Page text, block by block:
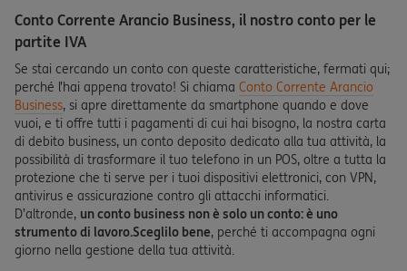
Conto Corrente Arancio Business, il nostro conto per le
partite IVA
Se stai cercando un conto con queste caratteristiche, fermati qui;
perché l’hai appena trovato! Si chiama Conto Corrente Arancio
Business, si apre direttamente da smartphone quando e dove
vuoi, e ti offre tutti i pagamenti di cui hai bisogno, la nostra carta
di debito business, un conto deposito dedicato alla tua attività, la
possibilità di trasformare il tuo telefono in un POS, oltre a tutta la
protezione che ti serve per i tuoi dispositivi elettronici, con VPN,
antivirus e assicurazione contro gli attacchi informatici.
D’altronde, un conto business non è solo un conto: è uno
strumento di lavoro.Sceglilo bene, perché ti accompagna ogni
giorno nella gestione della tua attività.